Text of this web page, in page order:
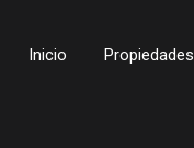
Inicio Propiedades